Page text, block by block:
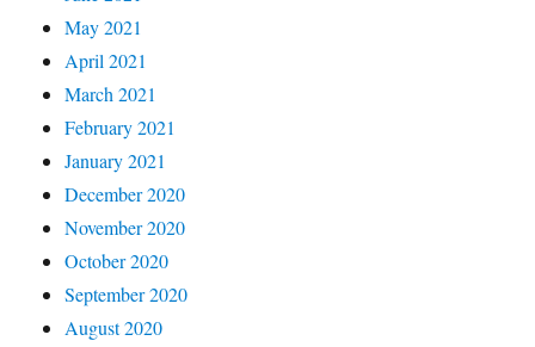
May 2021
April 2021
March 2021
February 2021
January 2021
December 2020
November 2020
October 2020
September 2020
August 2020